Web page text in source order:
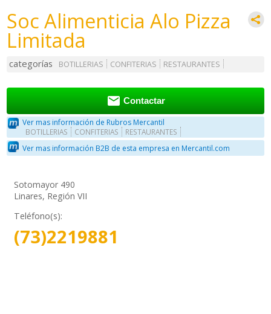
Soc Alimenticia Alo Pizza
Limitada
categorías BOTILLERIAS CONFITERIAS RESTAURANTES
 Contactar
Ver mas información de Rubros Mercantil
BOTILLERIAS CONFITERIAS RESTAURANTES
Ver mas información B2B de esta empresa en Mercantil.com
Sotomayor 490
Linares, Región VII
Teléfono(s):
(73)2219881